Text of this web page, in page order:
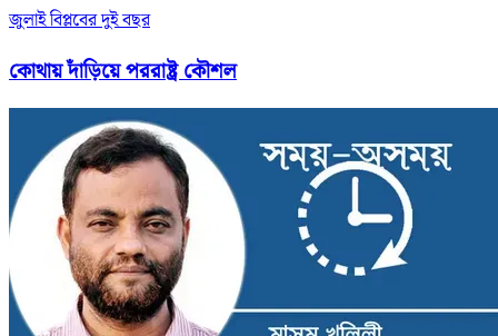
জুলাই বিপ্লবের দুই বছর
কোথায় দাঁড়িয়ে পররাষ্ট্র কৌশল